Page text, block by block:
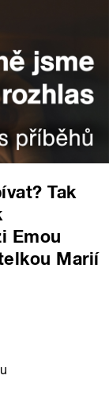
Tak
Emou
Marií